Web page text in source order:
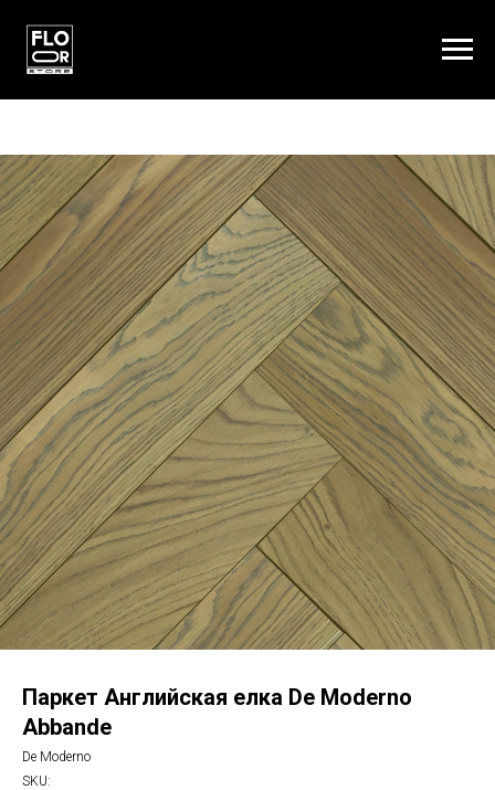
Паркет Английская елка De Moderno
Abbande
De Moderno
SKU: